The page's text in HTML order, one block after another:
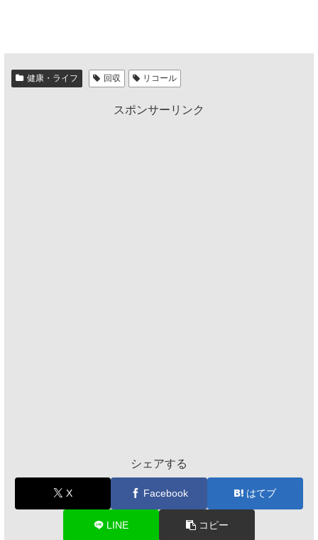
健康・ライフ 回収 リコール
スポンサーリンク
シェアする
X Facebook はてブ
LINE コピー